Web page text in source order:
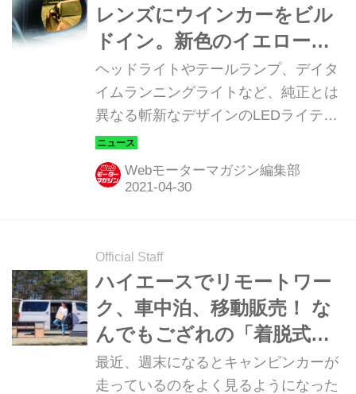
レンズにウインカーをビル
ドイン。新色のイエローサ
イドミラーがまぶしさも軽
減してくれる！
ヘッドライトやテールランプ、デイタ
イムランニングライトなど、純正とは
異なる斬新なデザインのLEDライティ
ングキットなどをリリースしている
「ヴァレンティ」が、トヨタ ハイエー
ス用の「LEDシーケンシャル ウインカ
Webモーターマガジン編集部
Official Staff
ハイエースでリモートワー
ク、車中泊、移動販売！ な
んでもござれの「着脱式シ
ェルフユニット」
最近、週末になるとキャンピンカーが
走っているのをよく見るようになった